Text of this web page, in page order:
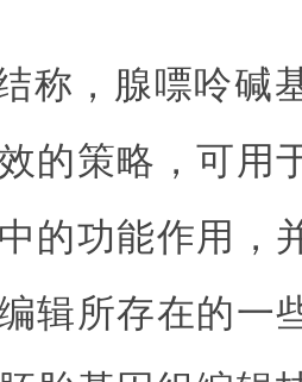
称，腺嘌呤碱
的策略，可用
的功能作用，
辑所存在的一